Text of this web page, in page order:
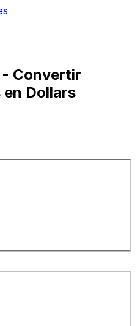
- Convertir
Dollars